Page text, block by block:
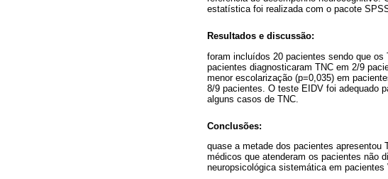
estatística foi realizada com o pacote
Resultados e discussão:
foram incluídos 20 pacientes sendo que
pacientes diagnosticaram TNC em 2/9
menor escolarização (p=0,035) em
8/9 pacientes. O teste EIDV foi adequado
alguns casos de TNC.
Conclusões:
quase a metade dos pacientes apresentou
médicos que atenderam os pacientes não
neuropsicológica sistemática em pacientes